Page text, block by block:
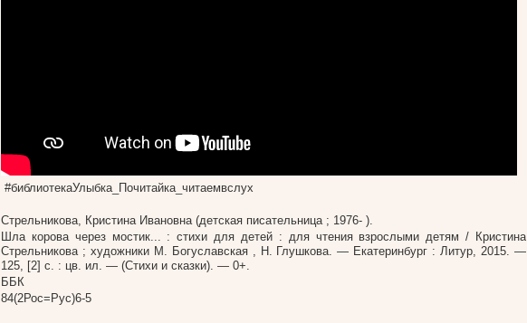
#библиотекаУлыбка_Почитайка_читаемвслух
Стрельникова, Кристина Ивановна (детская писательница ; 1976- ).
Шла корова через мостик... : стихи для детей : для чтения взрослыми детям / Кристина
Стрельникова ; художники М. Богуславская , Н. Глушкова. — Екатеринбург : Литур, 2015. —
125, [2] с. : цв. ил. — (Стихи и сказки). — 0+.
ББК
84(2Рос=Рус)6-5